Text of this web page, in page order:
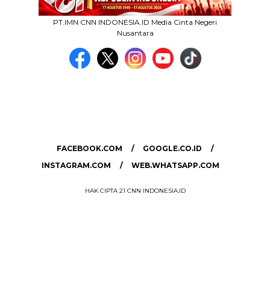
PT.IMN CNN INDONESIA.ID Media Cinta Negeri
Nusantara
FACEBOOK.COM
GOOGLE.CO.ID
INSTAGRAM.COM
WEB.WHATSAPP.COM
HAK CIPTA 21 CNN INDONESIA.ID